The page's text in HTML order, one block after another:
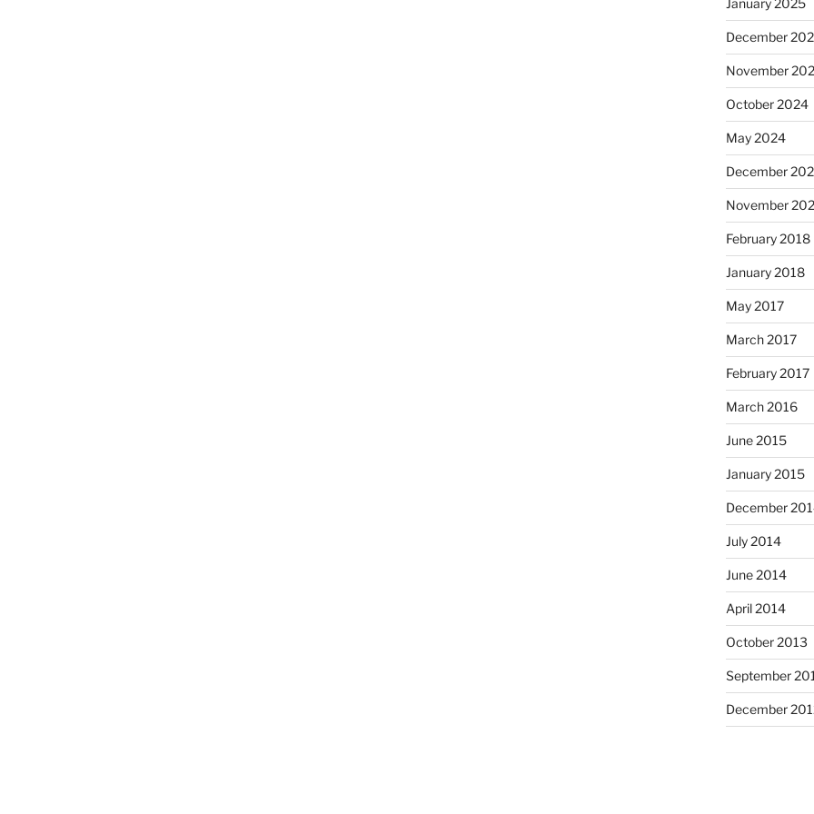
December
November
October 2024
May 2024
December
November
February 2018
January 2018
May 2017
March 2017
February 2017
March 2016
June 2015
January 2015
December
July 2014
June 2014
April 2014
October 2013
September
December